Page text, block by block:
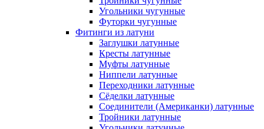
Угольники чугунные
Футорки чугунные
Фитинги из латуни
Заглушки латунные
Кресты латунные
Муфты латунные
Ниппели латунные
Переходники латунные
Сёделки латунные
Соединители (Американки) латунные
Тройники латунные